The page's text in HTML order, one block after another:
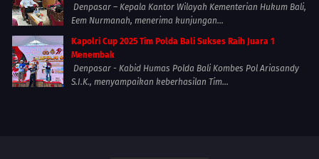
Denpasar – Kepala Kantor Wilayah Kementerian Hukum Bali,
Eem Nurmanah, menerima kunjungan...
Kapolri Cup 2025 Tim Polda Bali Sukses Raih Juara 1
Menembak
Denpasar - Kabid Humas Polda Bali Kombes Pol Ariasandy
S.I.K., menyampaikan keberhasilan Tim...